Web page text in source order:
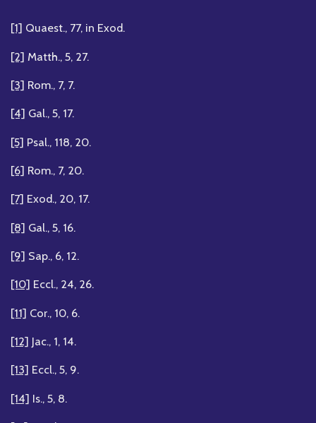
[1] Quaest., 77, in Exod.
[2] Matth., 5, 27.
[3] Rom., 7, 7.
[4] Gal., 5, 17.
[5] Psal., 118, 20.
[6] Rom., 7, 20.
[7] Exod., 20, 17.
[8] Gal., 5, 16.
[9] Sap., 6, 12.
[10] Eccl., 24, 26.
[11] Cor., 10, 6.
[12] Jac., 1, 14.
[13] Eccl., 5, 9.
[14] Is., 5, 8.